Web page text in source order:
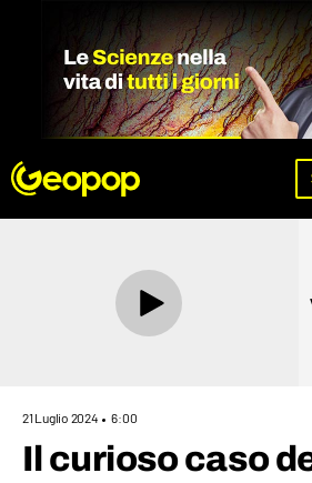
21 Luglio 2024 6:00
Il curioso caso